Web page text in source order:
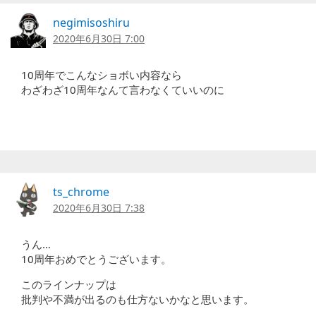
negimisoshiru
2020年6月30日 7:00
10周年でこんなショボい内容なら
わざわざ10周年なんて言わなくていいのに
ts_chrome
2020年6月30日 7:38
うん…
10周年おめでとうございます。
このラインナップは
批判や不満が出るのも仕方ないかなと思います。